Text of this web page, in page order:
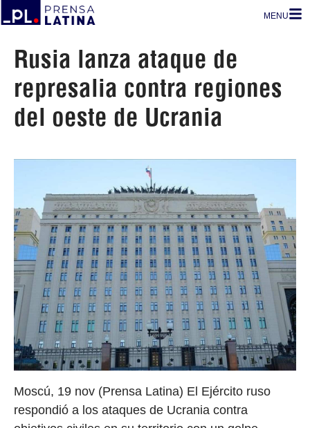
MENU
Rusia lanza ataque de
represalia contra regiones
del oeste de Ucrania
Moscú, 19 nov (Prensa Latina) El Ejército ruso
respondió a los ataques de Ucrania contra